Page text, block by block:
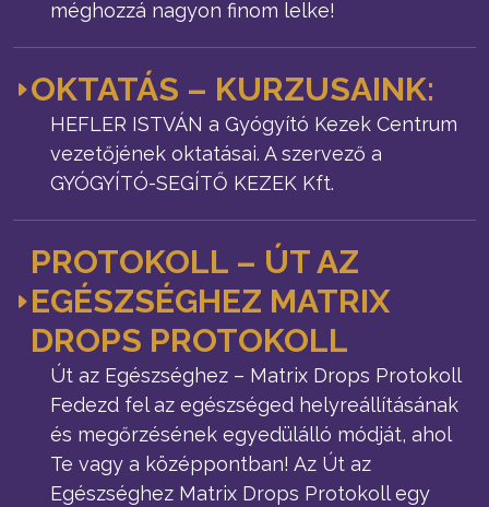
méghozzá nagyon finom lelke!
OKTATÁS – KURZUSAINK:
HEFLER ISTVÁN a Gyógyító Kezek Centrum
vezetőjének oktatásai. A szervező a
GYÓGYÍTÓ-SEGÍTŐ KEZEK Kft.
PROTOKOLL – ÚT AZ
EGÉSZSÉGHEZ MATRIX
DROPS PROTOKOLL
Út az Egészséghez – Matrix Drops Protokoll
Fedezd fel az egészséged helyreállításának
és megőrzésének egyedülálló módját, ahol
Te vagy a középpontban! Az Út az
Egészséghez Matrix Drops Protokoll egy